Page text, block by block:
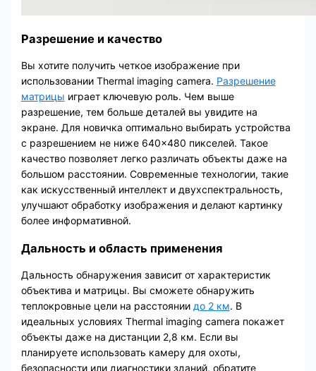
Разрешение и качество
Вы хотите получить четкое изображение при
использовании Thermal imaging camera. Разрешение
матрицы играет ключевую роль. Чем выше
разрешение, тем больше деталей вы увидите на
экране. Для новичка оптимально выбирать устройства
с разрешением не ниже 640×480 пикселей. Такое
качество позволяет легко различать объекты даже на
большом расстоянии. Современные технологии, такие
как искусственный интеллект и двухспектральность,
улучшают обработку изображения и делают картинку
более информативной.
Дальность и область применения
Дальность обнаружения зависит от характеристик
объектива и матрицы. Вы сможете обнаружить
теплокровные цели на расстоянии до 2 км. В
идеальных условиях Thermal imaging camera покажет
объекты даже на дистанции 2,8 км. Если вы
планируете использовать камеру для охоты,
безопасности или диагностики зданий, обратите